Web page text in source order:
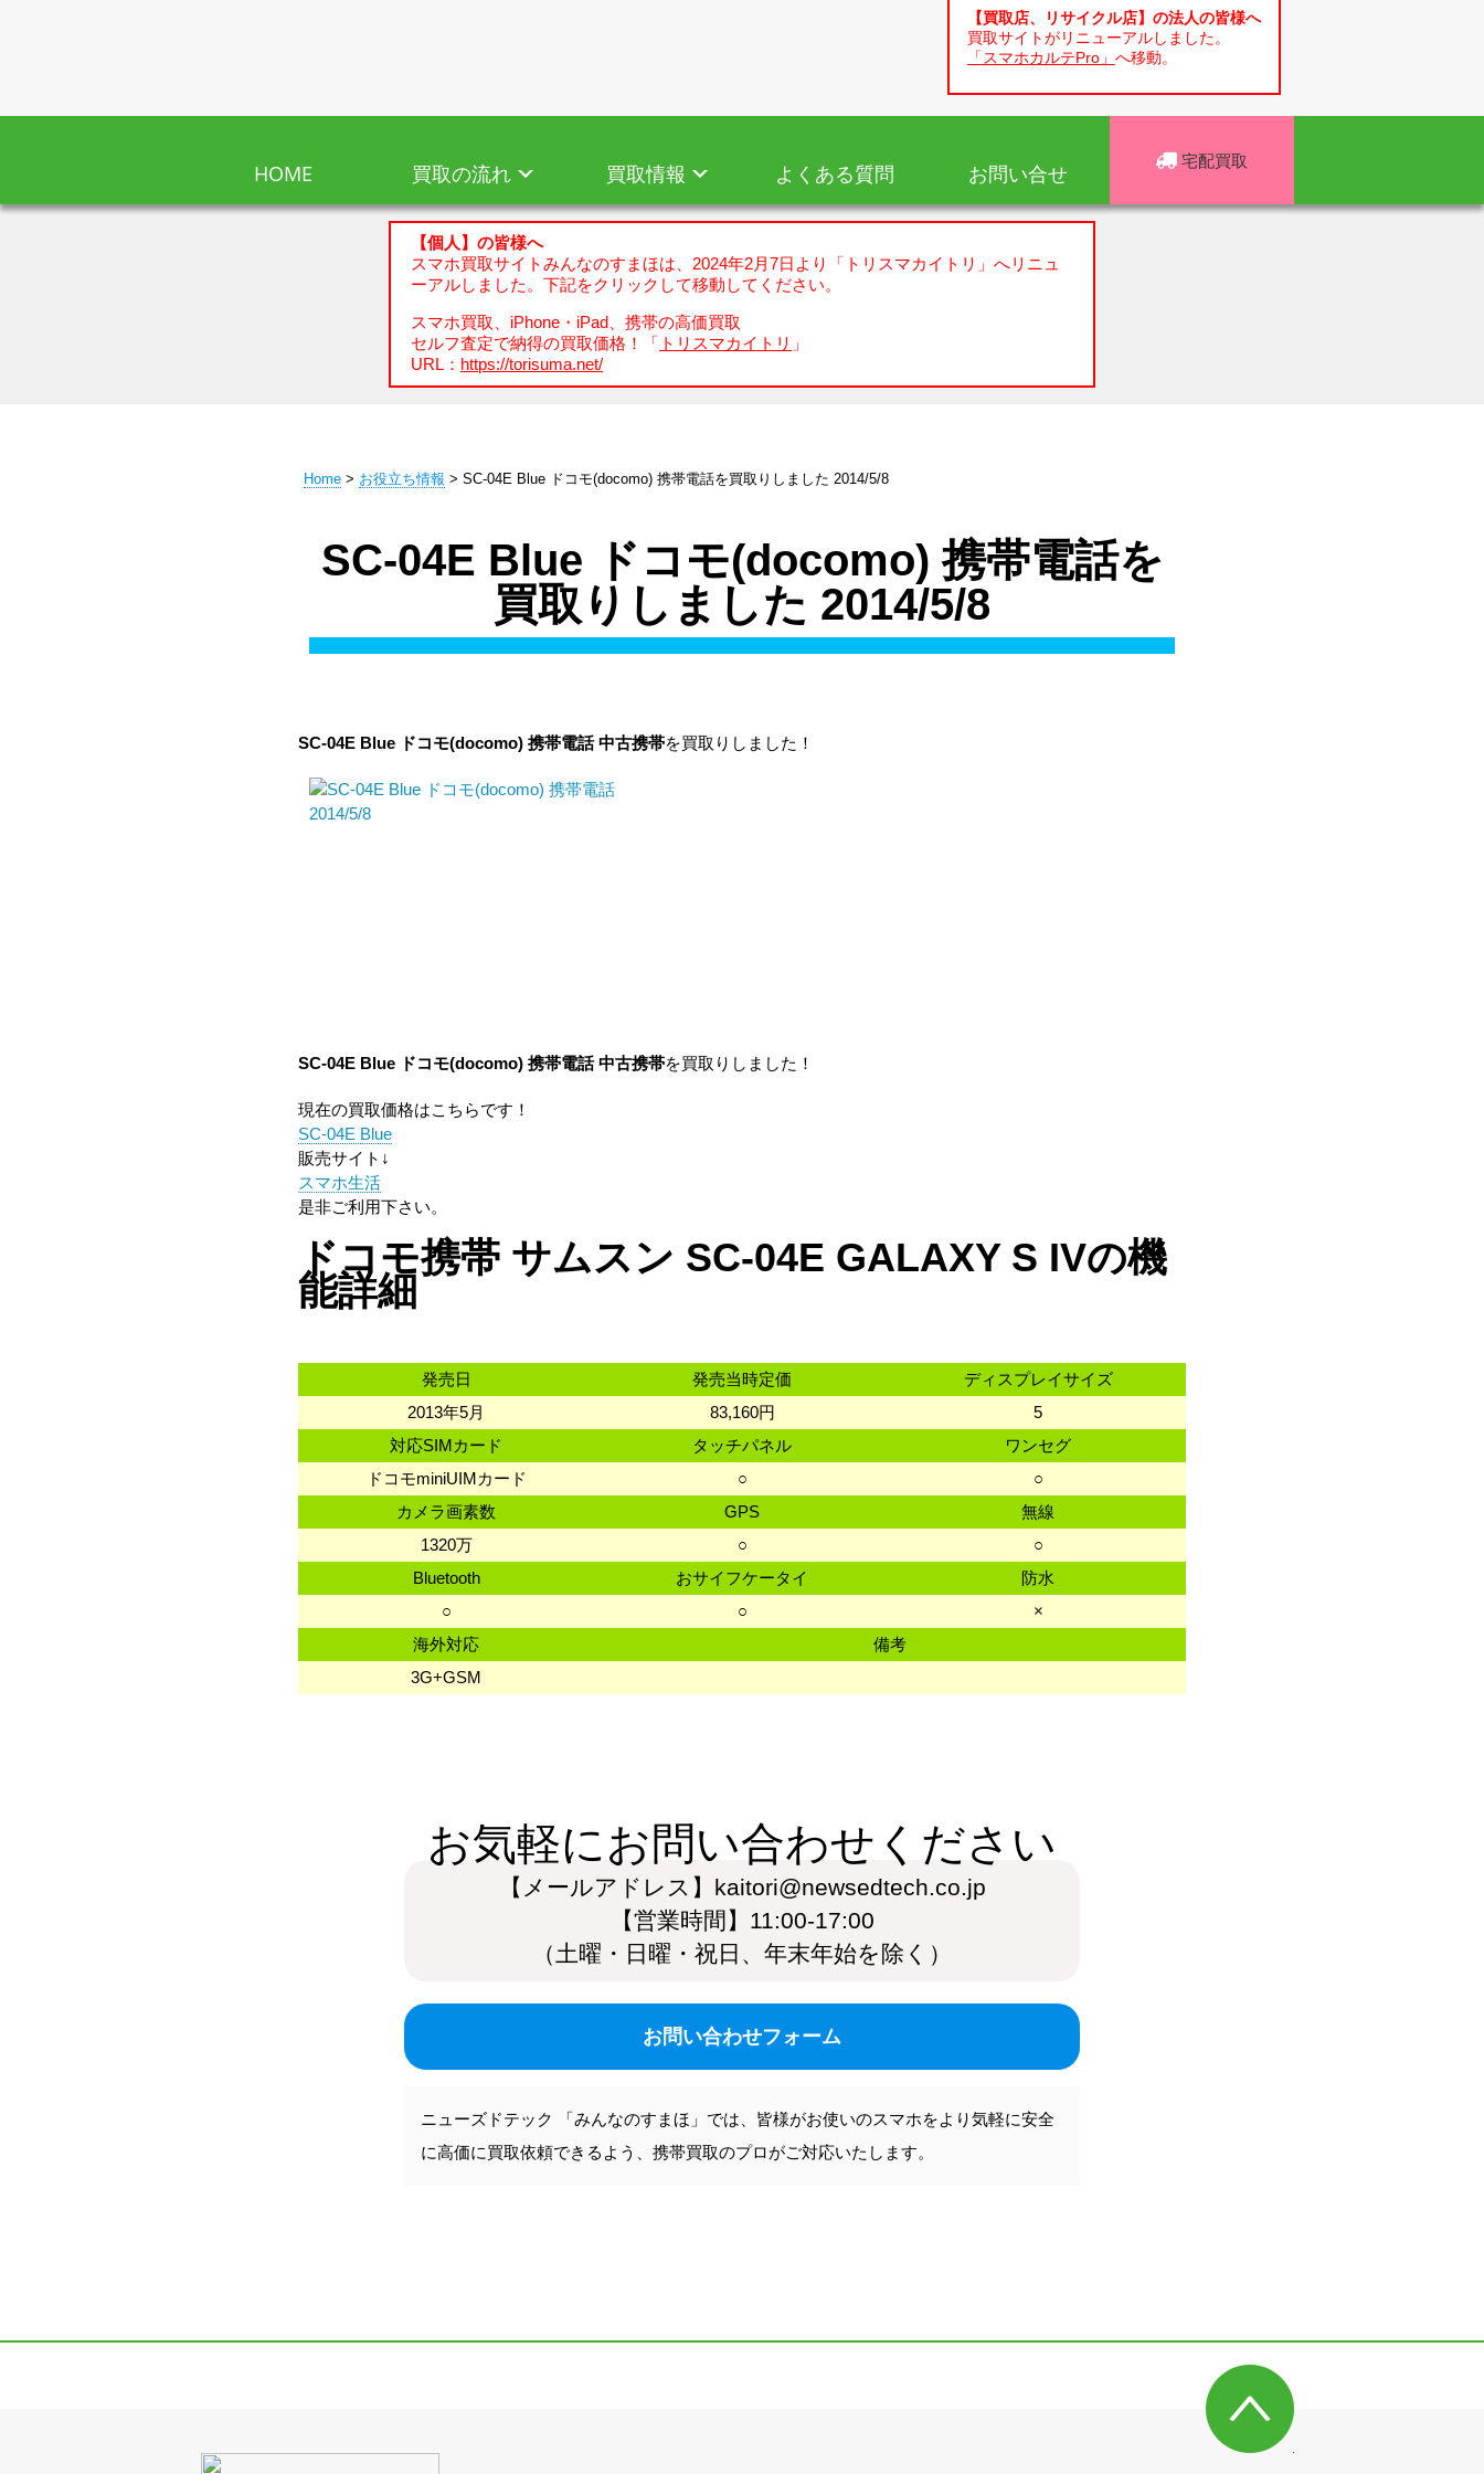
【買取店、リサイクル店】の法人の皆様へ
買取サイトがリニューアルしました。
「スマホカルテPro」 へ移動。
HOME 買取の流れ 買取情報 よくある質問 お問い合せ 宅配買取
【個人】の皆様へ
スマホ買取サイトみんなのすまほは、2024年2月7日より「トリスマカイトリ」へリニュ
ーアルしました。下記をクリックして移動してください。
スマホ買取、iPhone・iPad、携帯の高価買取
セルフ査定で納得の買取価格！「 トリスマカイトリ 」
URL： https://torisuma.net/
Home > お役立ち情報 > SC-04E Blue ドコモ(docomo) 携帯電話を買取りしました 2014/5/8
SC-04E Blue ドコモ(docomo) 携帯電話を
買取りしました 2014/5/8
SC-04E Blue ドコモ(docomo) 携帯電話 中古携帯を買取りしました！
SC-04E Blue ドコモ(docomo) 携帯電話 中古携帯を買取りしました！
現在の買取価格はこちらです！
SC-04E Blue
販売サイト↓
スマホ生活
是非ご利用下さい。
ドコモ携帯 サムスン SC-04E GALAXY S IVの機
能詳細
発売日 発売当時定価
ディスプレイサイズ
2013年5月
83,160円
5
対応SIMカード
タッチパネル
ワンセグ
ドコモminiUIMカード
○
○
カメラ画素数
GPS
無線
1320万
○
○
Bluetooth
おサイフケータイ
防水
○
○
×
海外対応
備考
3G+GSM
お気軽にお問い合わせください
【メールアドレス】kaitori@newsedtech.co.jp
【営業時間】11:00-17:00
（土曜・日曜・祝日、年末年始を除く）
お問い合わせフォーム
ニューズドテック 「みんなのすまほ」では、皆様がお使いのスマホをより気軽に安全
に高価に買取依頼できるよう、携帯買取のプロがご対応いたします。